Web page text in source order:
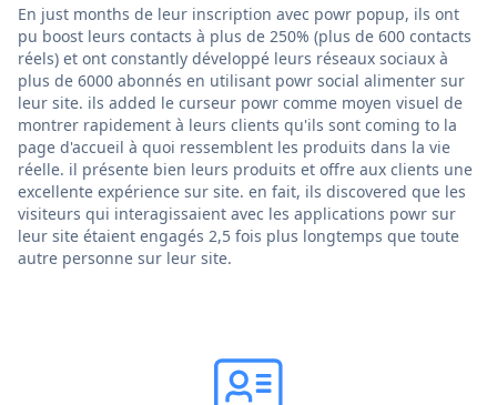
En just months de leur inscription avec powr popup, ils ont
pu boost leurs contacts à plus de 250% (plus de 600 contacts
réels) et ont constantly développé leurs réseaux sociaux à
plus de 6000 abonnés en utilisant powr social alimenter sur
leur site. ils added le curseur powr comme moyen visuel de
montrer rapidement à leurs clients qu'ils sont coming to la
page d'accueil à quoi ressemblent les produits dans la vie
réelle. il présente bien leurs produits et offre aux clients une
excellente expérience sur site. en fait, ils discovered que les
visiteurs qui interagissaient avec les applications powr sur
leur site étaient engagés 2,5 fois plus longtemps que toute
autre personne sur leur site.